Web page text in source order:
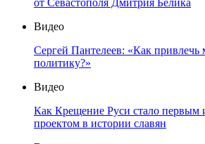
от Севастополя Дмитрия Белика
Видео
Сергей Пантелеев: «Как привлечь
политику?»
Видео
Как Крещение Руси стало первым
проектом в истории славян